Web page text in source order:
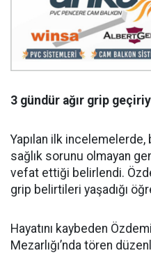
3 gündür ağır grip
Yapılan ilk
sağlık sorunu olmayan
vefat ettiği belirlendi.
grip belirtileri yaşadığı
Hayatını kaybeden
Mezarlığı’nda tören